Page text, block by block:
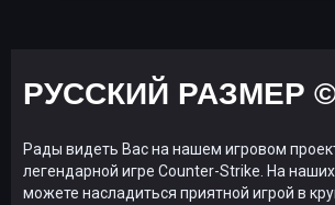
РУССКИЙ РАЗМЕР
Рады видеть Вас на нашем игровом
легендарной игре Counter-Strike. На
можете насладиться приятной игрой в